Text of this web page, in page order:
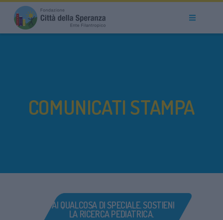
COMUNICATI STAMPA
FAI QUALCOSA DI SPECIALE. SOSTIENI
LA RICERCA PEDIATRICA.